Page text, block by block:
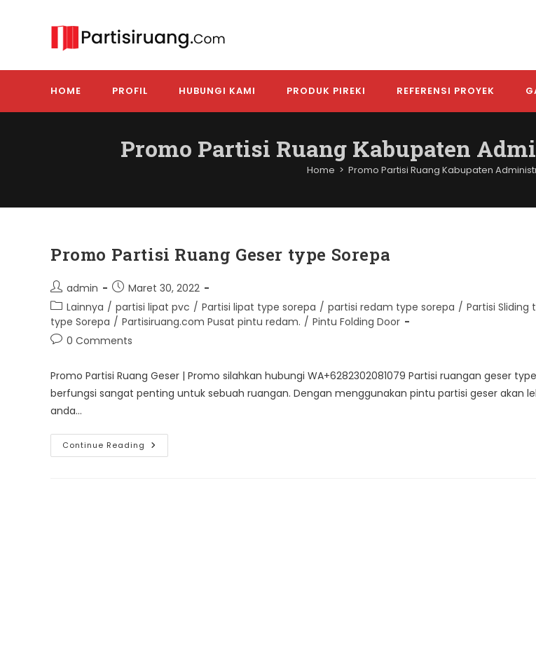
HOME PROFIL HUBUNGI KAMI PRODUK PIREKI REFERENSI PROYEK
Promo Partisi Ruang Kabupaten
Home > Promo Partisi Ruang Kabupaten
Promo Partisi Ruang Geser type Sorepa
Post
author:
admin
Post
published:
Maret 30, 2022
Post
category:
Lainnya / partisi lipat pvc / Partisi lipat type sorepa / partisi redam type sorepa / Partisi Sliding
type Sorepa / Partisiruang.com Pusat pintu redam. / Pintu Folding Door
Post0 Comments
Promo Partisi Ruang Geser | Promo silahkan hubungi WA+6282302081079 Partisi ruangan geser
berfungsi sangat penting untuk sebuah ruangan. Dengan menggunakan pintu partisi geser akan
anda…
Continue Reading Promo
Partisi